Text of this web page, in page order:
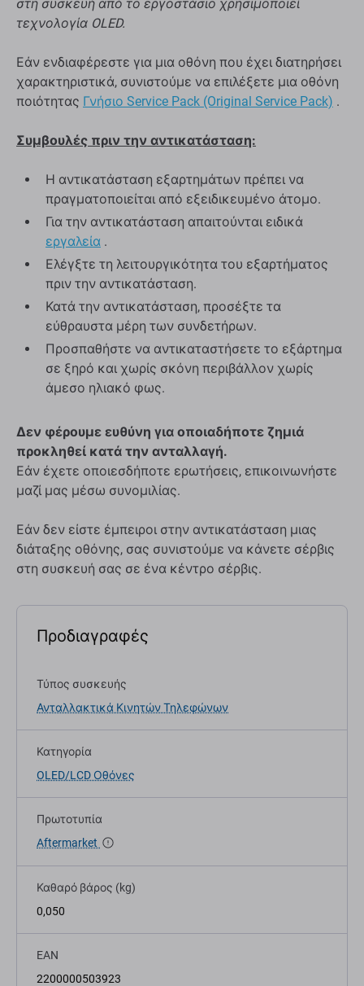
στη συσκευή από το εργοστάσιο χρησιμοποιεί
τεχνολογία OLED.
Εάν ενδιαφέρεστε για μια οθόνη που έχει διατηρήσει
χαρακτηριστικά, συνιστούμε να επιλέξετε μια οθόνη
ποιότητας Γνήσιο Service Pack (Original Service Pack) .
Συμβουλές πριν την αντικατάσταση:
Η αντικατάσταση εξαρτημάτων πρέπει να
πραγματοποιείται από εξειδικευμένο άτομο.
Για την αντικατάσταση απαιτούνται ειδικά
εργαλεία .
Ελέγξτε τη λειτουργικότητα του εξαρτήματος
πριν την αντικατάσταση.
Κατά την αντικατάσταση, προσέξτε τα
εύθραυστα μέρη των συνδετήρων.
Προσπαθήστε να αντικαταστήσετε το εξάρτημα
σε ξηρό και χωρίς σκόνη περιβάλλον χωρίς
άμεσο ηλιακό φως.
Δεν φέρουμε ευθύνη για οποιαδήποτε ζημιά
προκληθεί κατά την ανταλλαγή.
Εάν έχετε οποιεσδήποτε ερωτήσεις, επικοινωνήστε
μαζί μας μέσω συνομιλίας.
Εάν δεν είστε έμπειροι στην αντικατάσταση μιας
διάταξης οθόνης, σας συνιστούμε να κάνετε σέρβις
στη συσκευή σας σε ένα κέντρο σέρβις.
Προδιαγραφές
Τύπος συσκευής
Ανταλλακτικά Κινητών Τηλεφώνων
Κατηγορία
OLED/LCD Οθόνες
Πρωτοτυπία
Aftermarket
Καθαρό βάρος (kg)
0,050
EAN
2200000503923